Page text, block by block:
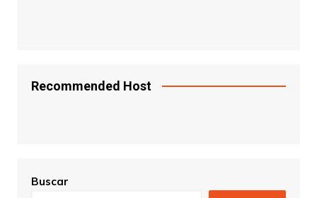
Recommended Host
Buscar